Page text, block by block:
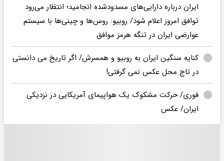
ایران درباره دارایی‌های مسدودشده انجامید؛ انتظار می‌رود
توافق امروز اعلام شود/ روبیو: روس‌ها و چینی‌ها با سیستم
عوارضی ایران در تنگه هرمز موافق
کنایه سنگین ایران به روبیو و همسرش/ اگر تاریخ می دانستی
در تاج محل عکس نمی گرفتی!
فوری/ حرکت مشکوک یک هواپیمای آمریکایی در نزدیکی
ایران/ عکس